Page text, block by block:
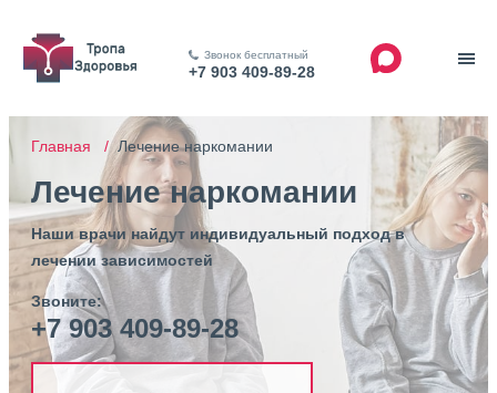
Звонок бесплатный
+7 903 409-89-28
Главная /Лечение наркомании
Лечение наркомании
Наши врачи найдут индивидуальный подход в
лечении зависимостей
Звоните:
+7 903 409-89-28